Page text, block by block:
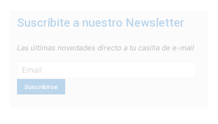
Suscribite a nuestro Newsletter
Las últimas novedades directo a tu casilla de e-mail